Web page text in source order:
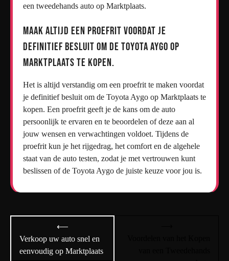
een tweedehands auto op Marktplaats.
Maak altijd een proefrit voordat je
definitief besluit om de Toyota Aygo op
Marktplaats te kopen.
Het is altijd verstandig om een proefrit te maken voordat
je definitief besluit om de Toyota Aygo op Marktplaats te
kopen. Een proefrit geeft je de kans om de auto
persoonlijk te ervaren en te beoordelen of deze aan al
jouw wensen en verwachtingen voldoet. Tijdens de
proefrit kun je het rijgedrag, het comfort en de algehele
staat van de auto testen, zodat je met vertrouwen kunt
beslissen of de Toyota Aygo de juiste keuze voor jou is.
navigatie
⟵
Verkoop uw auto snel en
eenvoudig op Marktplaats